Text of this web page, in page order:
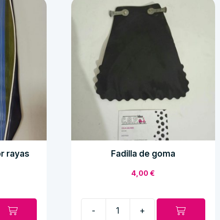
rayas
Fadilla de goma
4,00€
- +